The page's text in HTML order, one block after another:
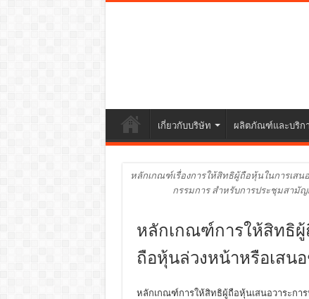
เกี่ยวกับบริษัท ผลิตภัณฑ์และบริก
หลักเกณฑ์เรื่องการให้สิทธิผู้ถือหุ้นในการเสน
กรรมการ สำหรับการประชุมสามั
หลักเกณฑ์การให้สิทธิผู้
ถือหุ้นล่วงหน้าหรือเสน
หลักเกณฑ์การให้สิทธิผู้ถือหุ้นเสนอวาระกา